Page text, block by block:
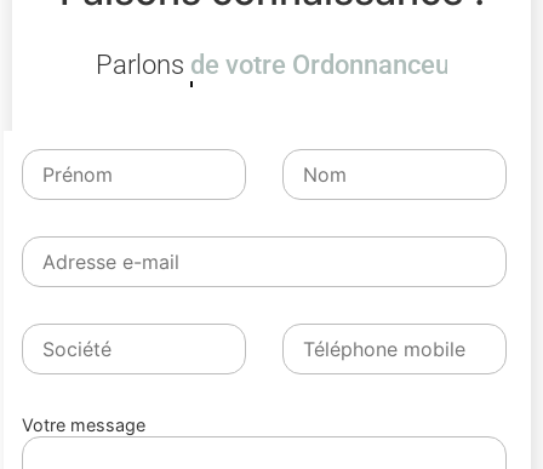
Parlons de Control_M de
Votre message